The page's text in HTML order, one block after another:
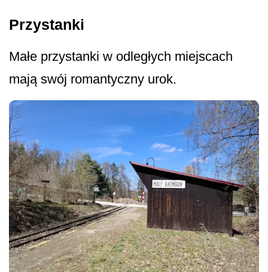
Przystanki
Małe przystanki w odległych miejscach
mają swój romantyczny urok.